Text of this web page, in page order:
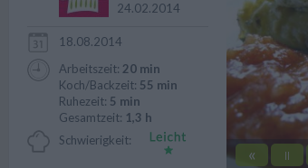
« ||
24.02.2014
18.08.2014
Arbeitszeit: 20 min
Koch/Backzeit: 55 min
Ruhezeit: 5 min
Gesamtzeit: 1,3 h
Schwierigkeit: